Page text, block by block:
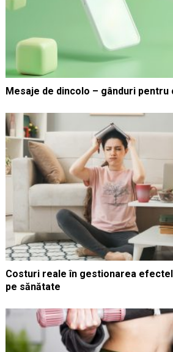
Mesaje de dincolo – gânduri
Costuri reale în gestionarea
pe sănătate